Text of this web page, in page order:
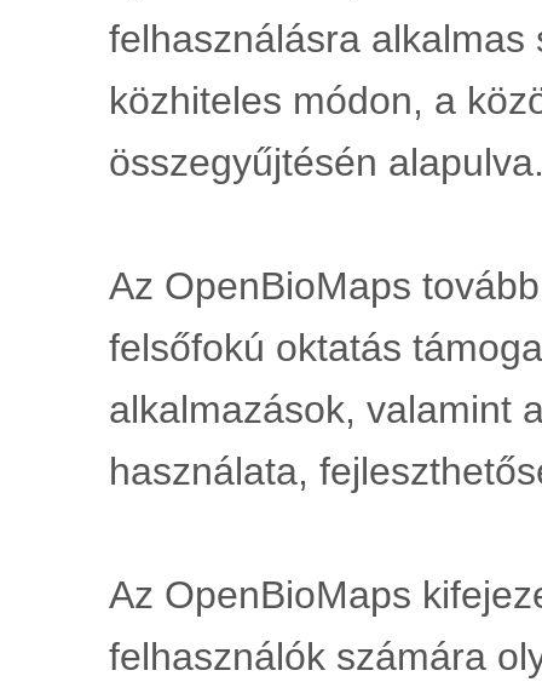
felhasználásra alkalmas
közhiteles módon, a
összegyűjtésén
Az OpenBioMaps
felsőfokú oktatás
alkalmazások, valamint
használata,
Az OpenBioMaps
felhasználók számára